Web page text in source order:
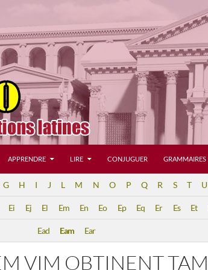
APPRENDRE LIRE CONJUGUER GRAMMAIRES
G H I J L M N O P Q R S T U
Ei Ej El Em En Eo Ep Eq Er Es Et
Ead Eam Ear
VIM OBTINENT TAM